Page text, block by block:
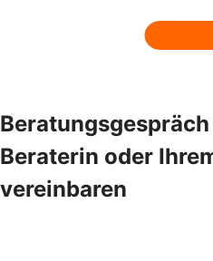
Beraterin oder
vereinbaren